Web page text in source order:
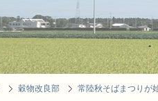
穀物改良部 常陸秋そばまつりが